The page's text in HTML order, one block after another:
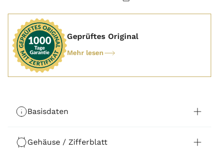
Geprüftes Original
Mehr lesen
Basisdaten
Gehäuse / Zifferblatt